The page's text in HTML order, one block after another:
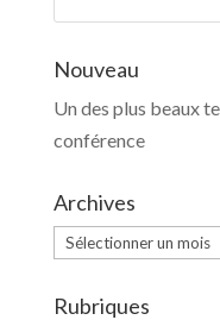
Nouveau
Un des plus beaux
conférence
Archives
Archives
Rubriques